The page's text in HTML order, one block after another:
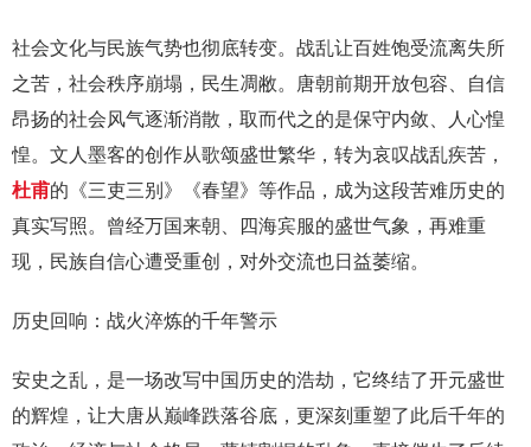
社会文化与民族气势也彻底转变。战乱让百姓饱受流离失所
之苦，社会秩序崩塌，民生凋敝。唐朝前期开放包容、自信
昂扬的社会风气逐渐消散，取而代之的是保守内敛、人心惶
惶。文人墨客的创作从歌颂盛世繁华，转为哀叹战乱疾苦，
杜甫的《三吏三别》《春望》等作品，成为这段苦难历史的
真实写照。曾经万国来朝、四海宾服的盛世气象，再难重
现，民族自信心遭受重创，对外交流也日益萎缩。
历史回响：战火淬炼的千年警示
安史之乱，是一场改写中国历史的浩劫，它终结了开元盛世
的辉煌，让大唐从巅峰跌落谷底，更深刻重塑了此后千年的